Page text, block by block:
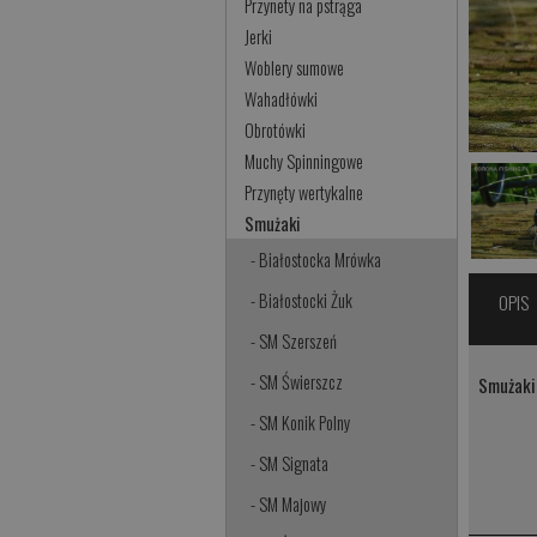
Przynety na pstrąga
Jerki
Woblery sumowe
Wahadłówki
Obrotówki
Muchy Spinningowe
Przynęty wertykalne
Smużaki
- Białostocka Mrówka
- Białostocki Żuk
- SM Szerszeń
- SM Świerszcz
- SM Konik Polny
- SM Signata
- SM Majowy
OPIS